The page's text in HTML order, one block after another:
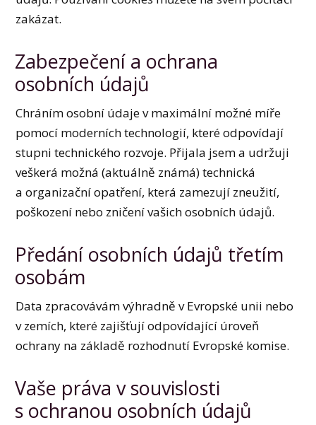
zakázat.
Zabezpečení a ochrana
osobních údajů
Chráním osobní údaje v maximální možné míře
pomocí moderních technologií, které odpovídají
stupni technického rozvoje. Přijala jsem a udržuji
veškerá možná (aktuálně známá) technická
a organizační opatření, která zamezují zneužití,
poškození nebo zničení vašich osobních údajů.
Předání osobních údajů třetím
osobám
Data zpracovávám výhradně v Evropské unii nebo
v zemích, které zajišťují odpovídající úroveň
ochrany na základě rozhodnutí Evropské komise.
Vaše práva v souvislosti
s ochranou osobních údajů